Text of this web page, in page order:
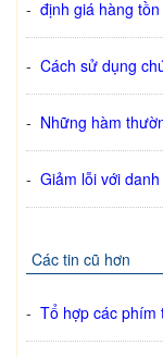
- định giá hàng
- Cách sử dụng
- Những hàm
- Giảm lỗi với
Các tin cũ hơn
- Tổ hợp các phím